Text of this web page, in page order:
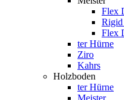
Flex
Rigid
Flex
ter Hürne
Ziro
Kahrs
Holzboden
ter Hürne
Meister